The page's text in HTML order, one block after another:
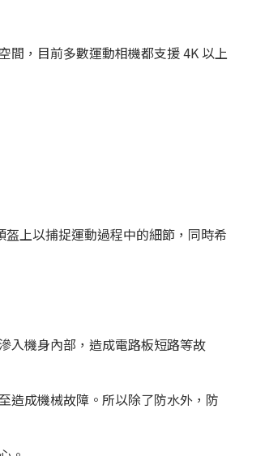
間，目前多數運動相機都支援 4K 以上
上以捕捉運動過程中的細節，同時希
入機身內部，造成電路板短路等故
造成機械故障。所以除了防水外，防